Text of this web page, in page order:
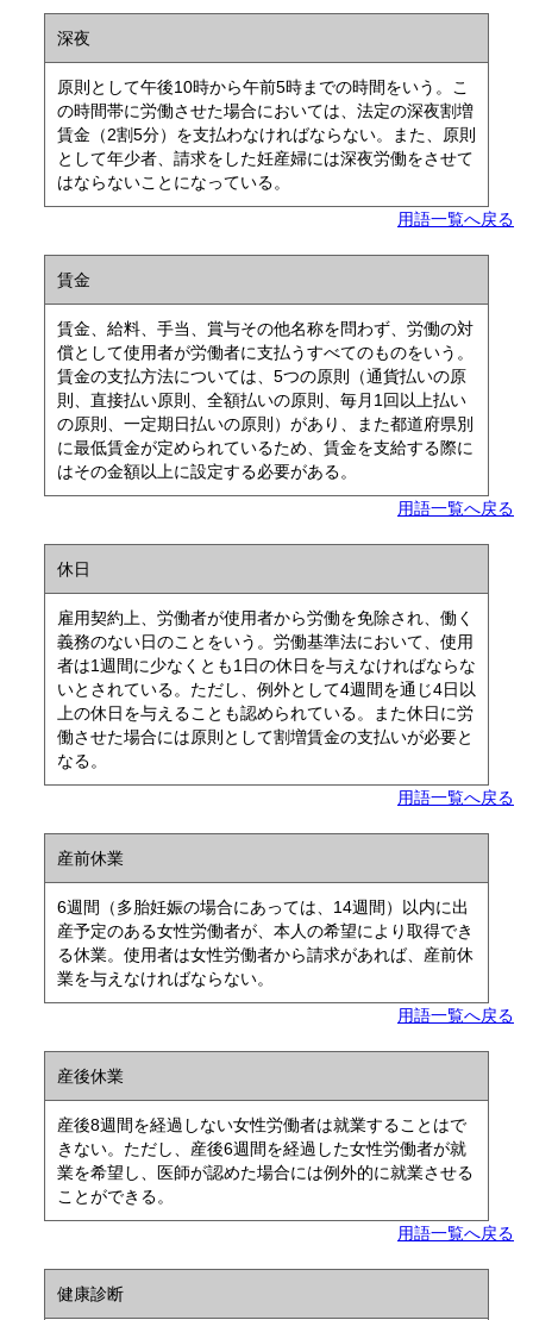
深夜
原則として午後10時から午前5時までの時間をいう。こ
の時間帯に労働させた場合においては、法定の深夜割増
賃金（2割5分）を支払わなければならない。また、原則
として年少者、請求をした妊産婦には深夜労働をさせて
はならないことになっている。
用語一覧へ戻る
賃金
賃金、給料、手当、賞与その他名称を問わず、労働の対
償として使用者が労働者に支払うすべてのものをいう。
賃金の支払方法については、5つの原則（通貨払いの原
則、直接払い原則、全額払いの原則、毎月1回以上払い
の原則、一定期日払いの原則）があり、また都道府県別
に最低賃金が定められているため、賃金を支給する際に
はその金額以上に設定する必要がある。
用語一覧へ戻る
休日
雇用契約上、労働者が使用者から労働を免除され、働く
義務のない日のことをいう。労働基準法において、使用
者は1週間に少なくとも1日の休日を与えなければならな
いとされている。ただし、例外として4週間を通じ4日以
上の休日を与えることも認められている。また休日に労
働させた場合には原則として割増賃金の支払いが必要と
なる。
用語一覧へ戻る
産前休業
6週間（多胎妊娠の場合にあっては、14週間）以内に出
産予定のある女性労働者が、本人の希望により取得でき
る休業。使用者は女性労働者から請求があれば、産前休
業を与えなければならない。
用語一覧へ戻る
産後休業
産後8週間を経過しない女性労働者は就業することはで
きない。ただし、産後6週間を経過した女性労働者が就
業を希望し、医師が認めた場合には例外的に就業させる
ことができる。
用語一覧へ戻る
健康診断